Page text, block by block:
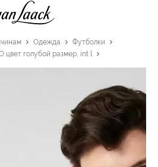
Одежда
Футболки
голубой размер, int l